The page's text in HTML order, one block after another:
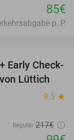
85€
p. P.
54%
Early Check-
Lüttich
9.5 star
Regulär 217€